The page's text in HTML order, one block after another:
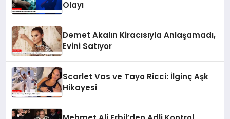
Olayı
Demet Akalın Kiracısıyla Anlaşamadı,
Evini Satıyor
Scarlet Vas ve Tayo Ricci: İlginç Aşk
Hikayesi